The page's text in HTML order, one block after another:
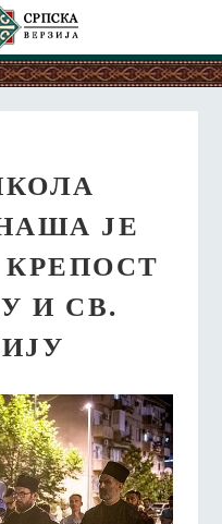
ЈЕ
И СВ.